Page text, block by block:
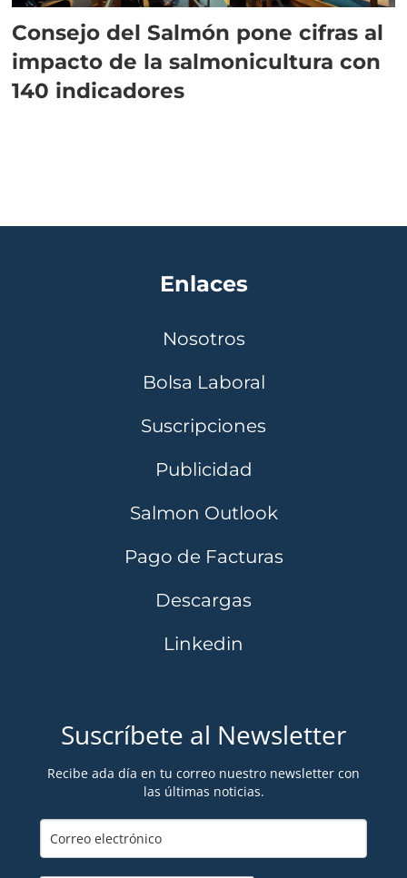
Consejo del Salmón pone cifras al
impacto de la salmonicultura con
140 indicadores
Enlaces
Nosotros
Bolsa Laboral
Suscripciones
Publicidad
Salmon Outlook
Pago de Facturas
Descargas
Linkedin
Suscríbete al Newsletter
Recibe ada día en tu correo nuestro newsletter con
las últimas noticias.